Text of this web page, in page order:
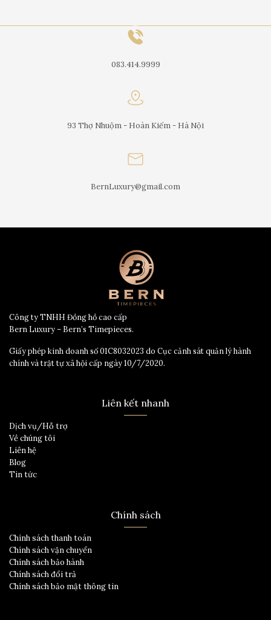
083.414.9999
93 Thợ Nhuộm - Hoàn Kiếm - Hà Nội
BernLuxury@gmail.com
Công ty TNHH Đồng hồ cao cấp
Bern Luxury – Bern’s Timepieces.
Giấy phép kinh doanh số 01C8032023 do Cục cảnh sát quản lý hành
chính và trật tự xã hội cấp ngày 10/7/2020.
Liên kết nhanh
Dịch vụ/Hỗ trợ
Về chúng tôi
Liên hệ
Blog
Tin tức
Chính sách
Chính sách thanh toán
Chính sách vận chuyển
Chính sách bảo hành
Chính sách đổi trả
Chính sách bảo mật thông tin